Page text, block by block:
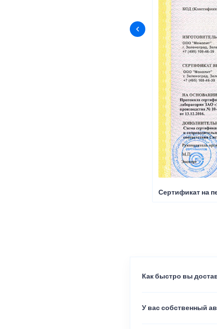
Сертификат на
Как быстро вы
У вас собственный